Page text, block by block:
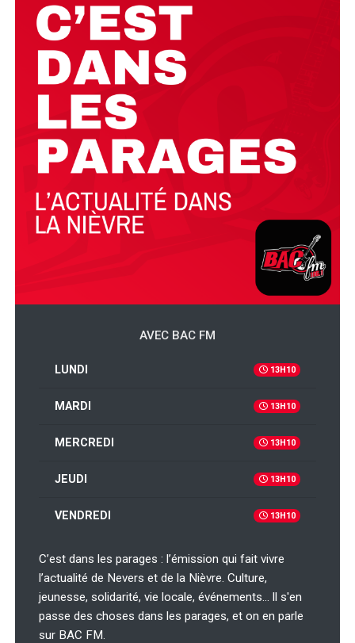
AVEC BAC FM
LUNDI 13H10
MARDI 13H10
MERCREDI 13H10
JEUDI 13H10
VENDREDI 13H10
C’est dans les parages : l’émission qui fait vivre
l’actualité de Nevers et de la Nièvre. Culture,
jeunesse, solidarité, vie locale, événements… ll s'en
passe des choses dans les parages, et on en parle
sur BAC FM.